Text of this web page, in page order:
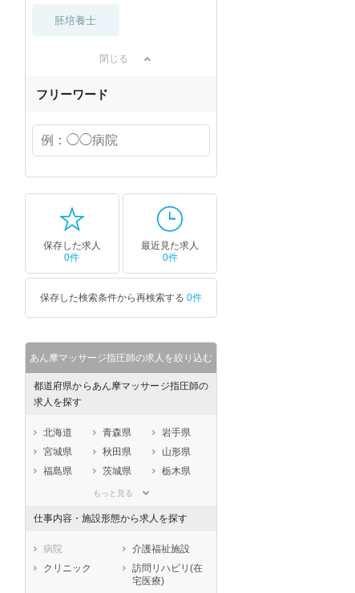
胚培養士
閉じる
フリーワード
保存した求人
0件
最近見た求人
0件
保存した検索条件から再検索する 0件
あん摩マッサージ指圧師の求人を絞り込む
都道府県からあん摩マッサージ指圧師の
求人を探す
北海道 青森県
岩手県
宮城県
秋田県
山形県
福島県
茨城県
栃木県
埼玉県
石川県
福井県
岐阜県
静岡県
愛知県
三重県
大阪府
もっと見る
仕事内容・施設形態から求人を探す
病院
介護福祉施設
クリニック
訪問リハビリ(在
宅医療)